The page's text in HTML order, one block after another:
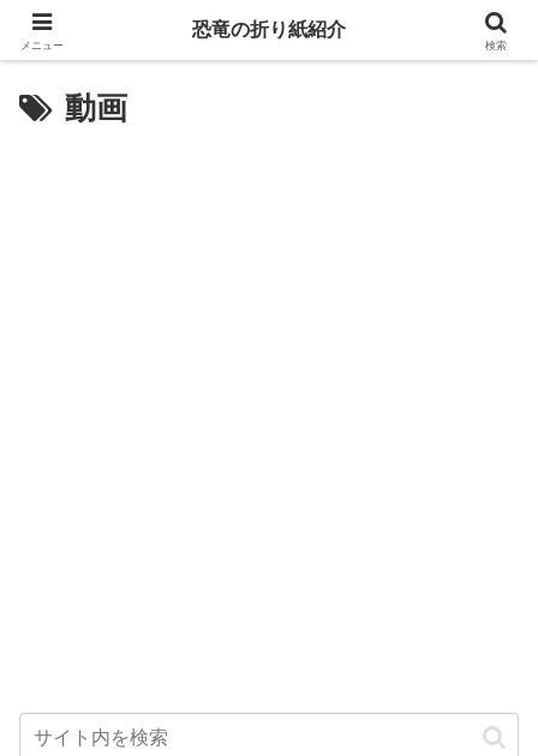
動画
メニュー
恐竜の折り紙紹介
検索